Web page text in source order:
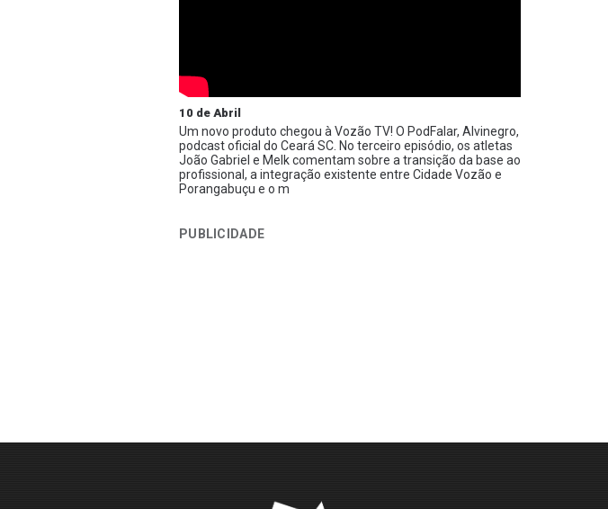
10 de Abril
Um novo produto chegou à Vozão TV! O PodFalar, Alvinegro,
podcast oficial do Ceará SC. No terceiro episódio, os atletas
João Gabriel e Melk comentam sobre a transição da base ao
profissional, a integração existente entre Cidade Vozão e
Porangabuçu e o m
PUBLICIDADE